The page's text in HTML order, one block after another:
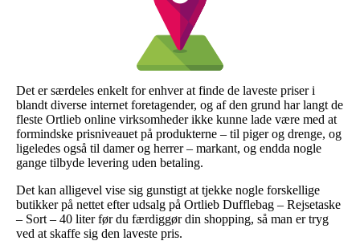
Det er særdeles enkelt for enhver at finde de laveste priser i
blandt diverse internet foretagender, og af den grund har langt de
fleste Ortlieb online virksomheder ikke kunne lade være med at
formindske prisniveauet på produkterne – til piger og drenge, og
ligeledes også til damer og herrer – markant, og endda nogle
gange tilbyde levering uden betaling.
Det kan alligevel vise sig gunstigt at tjekke nogle forskellige
butikker på nettet efter udsalg på Ortlieb Dufflebag – Rejsetaske
– Sort – 40 liter før du færdiggør din shopping, så man er tryg
ved at skaffe sig den laveste pris.